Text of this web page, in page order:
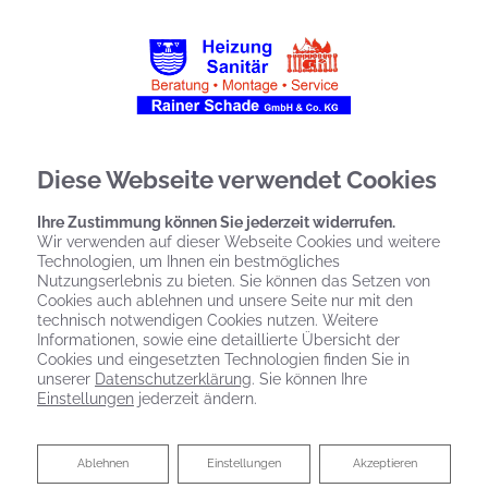
Diese Webseite verwendet Cookies
Ihre Zustimmung können Sie jederzeit widerrufen.
Wir verwenden auf dieser Webseite Cookies und weitere
Technologien, um Ihnen ein bestmögliches
Nutzungserlebnis zu bieten. Sie können das Setzen von
Cookies auch ablehnen und unsere Seite nur mit den
technisch notwendigen Cookies nutzen. Weitere
Informationen, sowie eine detaillierte Übersicht der
Cookies und eingesetzten Technologien finden Sie in
unserer Datenschutzerklärung. Sie können Ihre
Einstellungen jederzeit ändern.
Akzeptieren
Einstellungen
Ablehnen
Ablehnen